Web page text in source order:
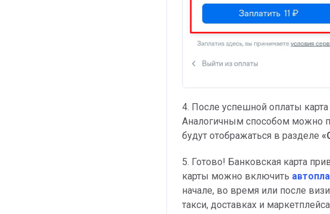
4. После успешной оплаты карта
Аналогичным способом можно
будут отображаться в разделе
5. Готово! Банковская карта
карты можно включить
начале, во время или после
такси, доставках и